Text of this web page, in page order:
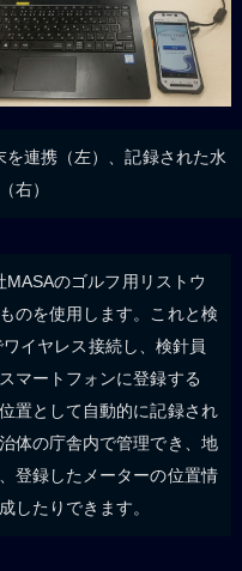
連携（左）、記録された水
右）
のゴルフ用リストウ
のを使用します。これと検
イヤレス接続し、検針員
マートフォンに登録する
置として自動的に記録され
体の庁舎内で管理でき、地
登録したメーターの位置情
したりできます。